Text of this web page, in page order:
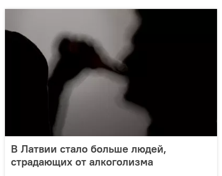
В Латвии стало больше людей,
страдающих от алкоголизма